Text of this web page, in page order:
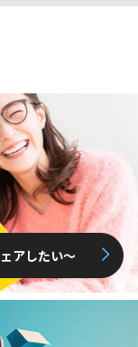
アしたい〜